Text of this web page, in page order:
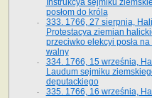
Instrukcya sejmiku
posłom do króla
333. 1766, 27 sierpnia,
Protestacya ziemian
przeciwko elekcyi posła na
walny
334. 1766, 15 września,
Laudum sejmiku
deputackiego
335. 1766, 16 września,